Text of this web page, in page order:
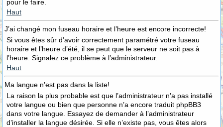
pour le faire.
Haut
J’ai changé mon fuseau horaire et l’heure est encore incorrecte!
Si vous êtes sûr d’avoir correctement paramétré votre fuseau
horaire et l’heure d’été, il se peut que le serveur ne soit pas à
l’heure. Signalez ce problème à l’administrateur.
Haut
Ma langue n’est pas dans la liste!
La raison la plus probable est que l’administrateur n’a pas installé
votre langue ou bien que personne n’a encore traduit phpBB3
dans votre langue. Essayez de demander à l’administrateur
d’installer la langue désirée. Si elle n’existe pas, vous êtes alors